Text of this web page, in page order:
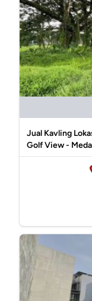
Jual Kavling
Golf View -